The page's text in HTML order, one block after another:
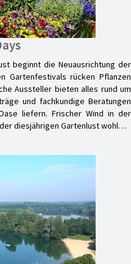
beginnt die Neuausrichtung der
Gartenfestivals rücken Pflanzen
Aussteller bieten alles rund um
und fachkundige Beratungen
liefern. Frischer Wind in der
diesjährigen Gartenlust wohl…